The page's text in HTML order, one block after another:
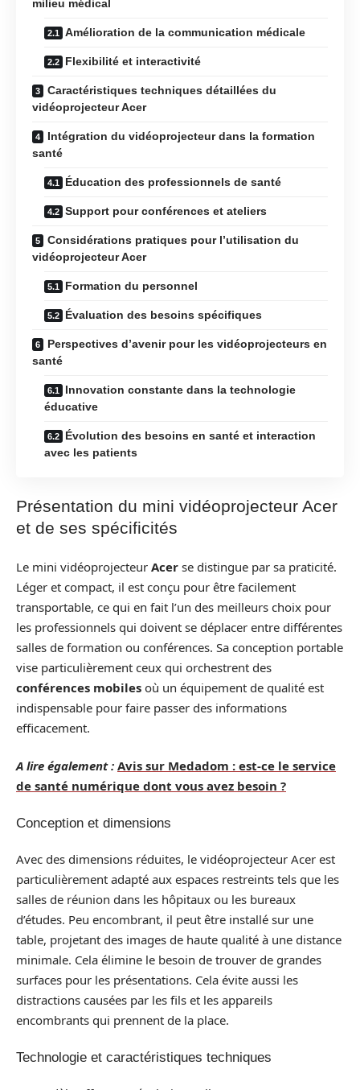
milieu médical
Amélioration de la communication médicale
Flexibilité et interactivité
Caractéristiques techniques détaillées du
vidéoprojecteur Acer
Intégration du vidéoprojecteur dans la formation
santé
Éducation des professionnels de santé
Support pour conférences et ateliers
Considérations pratiques pour l’utilisation du
vidéoprojecteur Acer
Formation du personnel
Évaluation des besoins spécifiques
Perspectives d’avenir pour les vidéoprojecteurs en
santé
Innovation constante dans la technologie
éducative
Évolution des besoins en santé et interaction
avec les patients
Présentation du mini vidéoprojecteur Acer
et de ses spécificités
Le mini vidéoprojecteur Acer se distingue par sa praticité.
Léger et compact, il est conçu pour être facilement
transportable, ce qui en fait l’un des meilleurs choix pour
les professionnels qui doivent se déplacer entre différentes
salles de formation ou conférences. Sa conception portable
vise particulièrement ceux qui orchestrent des
conférences mobiles où un équipement de qualité est
indispensable pour faire passer des informations
efficacement.
A lire également : Avis sur Medadom : est-ce le service
de santé numérique dont vous avez besoin ?
Conception et dimensions
Avec des dimensions réduites, le vidéoprojecteur Acer est
particulièrement adapté aux espaces restreints tels que les
salles de réunion dans les hôpitaux ou les bureaux
d’études. Peu encombrant, il peut être installé sur une
table, projetant des images de haute qualité à une distance
minimale. Cela élimine le besoin de trouver de grandes
surfaces pour les présentations. Cela évite aussi les
distractions causées par les fils et les appareils
encombrants qui prennent de la place.
Technologie et caractéristiques techniques